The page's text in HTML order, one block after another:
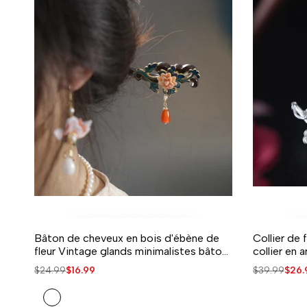
AJOUT RAPIDE
AJOUTER À LA LISTE DE SOUHAITS
AJOUTER POUR COMPARER
APERÇU RAPIDE
Bâton de cheveux en bois d'ébène de
fleur Vintage glands minimalistes bâton
de cheveux support de cheveux
Prix
habituel
$24.99Prix
$16.99
Bleu
AJOUTER
AJOUTER
Collier de
collier en
Prix
$39.99Prix